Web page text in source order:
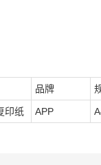
品牌
印纸 APP